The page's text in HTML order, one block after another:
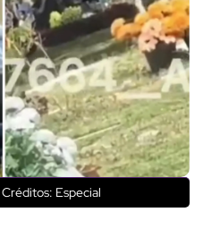
Créditos: Especial